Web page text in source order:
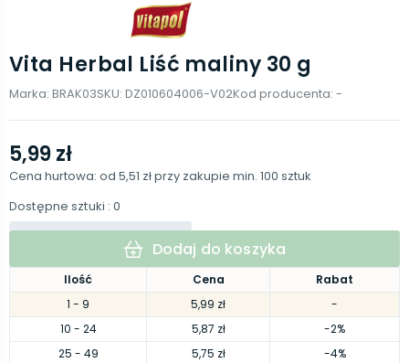
Vita Herbal Liść maliny 30 g
Marka: BRAK03SKU: DZ010604006-V02Kod producenta: -
Ilość Cena
Rabat
1 - 9 5,99 zł
-
10 - 24 5,87 zł
-2%
25 - 49 5,75 zł
-4%
5,99 zł
Cena hurtowa: od 5,51 złprzy zakupie min. 100 sztuk
Dostępne sztuki : 0
Dodaj do koszyka